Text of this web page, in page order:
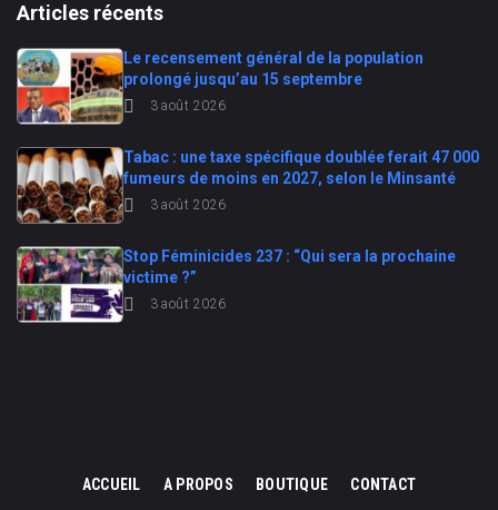
Articles récents
Le recensement général de la population
prolongé jusqu’au 15 septembre
3 août 2026
Tabac : une taxe spécifique doublée ferait 47 000
fumeurs de moins en 2027, selon le Minsanté
3 août 2026
Stop Féminicides 237 : “Qui sera la prochaine
victime ?”
3 août 2026
ACCUEIL A PROPOS BOUTIQUE CONTACT